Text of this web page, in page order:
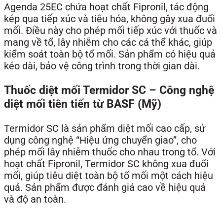
Agenda 25EC chứa hoạt chất Fipronil, tác động
kép qua tiếp xúc và tiêu hóa, không gây xua đuổi
mối. Điều này cho phép mối tiếp xúc với thuốc và
mang về tổ, lây nhiễm cho các cá thể khác, giúp
kiểm soát toàn bộ tổ mối. Sản phẩm có hiệu quả
kéo dài, bảo vệ công trình trong thời gian dài.
Thuốc diệt mối Termidor SC – Công nghệ
diệt mối tiên tiến từ BASF (Mỹ)
Termidor SC là sản phẩm diệt mối cao cấp, sử
dụng công nghệ “Hiệu ứng chuyển giao”, cho
phép mối lây nhiễm thuốc cho nhau trong tổ. Với
hoạt chất Fipronil, Termidor SC không xua đuổi
mối, giúp tiêu diệt toàn bộ tổ mối một cách hiệu
quả. Sản phẩm được đánh giá cao về hiệu quả
và độ an toàn.